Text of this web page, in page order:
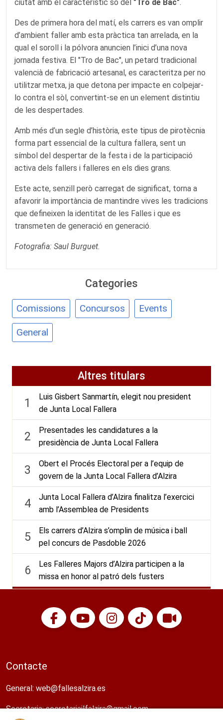
ciutat amb el característic so del "Tro de Bac".
Des de primera hora del matí, els carrers es van omplir
d’ambient faller amb esta pràctica tan arrelada, en la
qual el soroll i la pólvora anuncien l’inici d’una nova
jornada festiva. El "Tro de Bac", un petard tradicional
valencià de fabricació artesanal, es caracteritza per no
utilitzar metxa, ja que detona per impacte en colpejar-
lo contra el sòl, convertint-se en un element distintiu
de les despertades.
Amb més d’un segle d’història, este tipus de pirotècnia
forma part essencial de la cultura fallera, sent un
símbol del despertar de la festa i de la participació
activa dels fallers i falleres en els dies grans.
Este acte, senzill però carregat de significat, torna a
afavorir la importància de mantindre vives les tradicions
que defineixen la identitat de les Falles i que es
transmeten de generació en generació.
Fotografia: Saul Burguet.
Categories
Comissions Concursos Events
General
Altres titulars
1
Luis Gisbert Sanmartín, elegit nou president
de Junta Local Fallera
2
Presentades les candidatures a la
presidència de Junta Local Fallera
3
Obert el Procés Electoral per a l’equip de
govern de la Junta Local Fallera d’Alzira
4
Junta Local Fallera d’Alzira finalitza l’exercici
amb l’Assemblea de Presidents
5
Els carrers d’Alzira s’omplin de música i ball
pel concurs de Pasdoble 2026
6
Les Falleres Majors d’Alzira participen a la
missa en honor al patró dels fusters
Contacte
General: web@fallesalzira.es​
Secretaria:secretariajlfalzira@gmail.com​